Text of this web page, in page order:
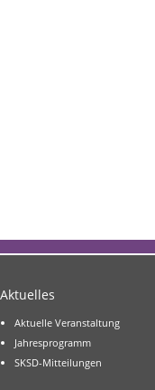
Aktuelles
Aktuelle Veranstaltung
Jahresprogramm
SKSD-Mitteilungen